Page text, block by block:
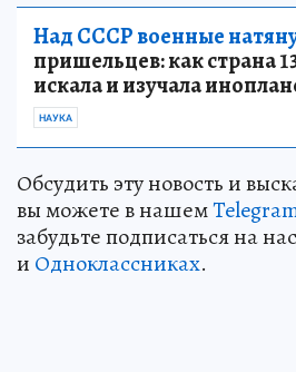
Над СССР военные
пришельцев: как страна
искала и изучала
НАУКА
Обсудить эту новость и
вы можете в нашем
забудьте подписаться на
и Одноклассниках.